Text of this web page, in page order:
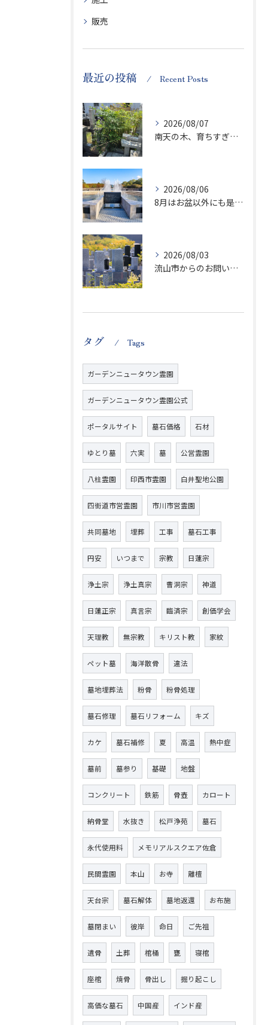
販売
最近の投稿 Recent Posts
2026/08/07
南天の木、育ちすぎます…笑
2026/08/06
8月はお盆以外にも是非ご供養の気持ちを！
2026/08/03
流山市からのお問い合わせが急増中です、かなり悪質な業者さんとお寺さんらしいです
タグ Tags
ガーデンニュータウン霊園
ガーデンニュータウン霊園公式
ポータルサイト 墓石価格 石材
ゆとり墓 六実 墓 公営霊園
八柱霊園 印西市霊園 白井聖地公園
四街道市営霊園 市川市営霊園
共同墓地 埋葬 工事 墓石工事
円安 いつまで 宗教 日蓮宗
浄土宗 浄土真宗 曹洞宗 神道
日蓮正宗 真言宗 臨済宗 創価学会
天理教 無宗教 キリスト教 家紋
ペット墓 海洋散骨 違法
墓地埋葬法 粉骨 粉骨処理
墓石修理 墓石リフォーム キズ
カケ 墓石補修 夏 高温 熱中症
墓前 墓参り 基礎 地盤
コンクリート 鉄筋 骨壺 カロート
納骨堂 水抜き 松戸浄苑 墓石
永代使用料 メモリアルスクエア佐倉
民間霊園 本山 お寺 離檀
天台宗 墓石解体 墓地返還 お布施
墓閉まい 彼岸 命日 ご先祖
遺骨 土葬 棺桶 甕 寝棺
座棺 焼骨 骨出し 掘り起こし
高価な墓石 中国産 インド産